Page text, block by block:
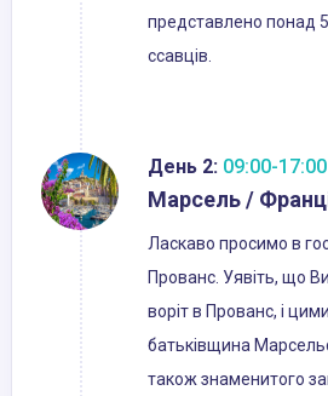
представлено понад
ссавців.
День 2: 09:00-17:00
Марсель /
Ласкаво просимо в
Прованс. Уявіть, що
воріт в Прованс, і
батьківщина
також знаменитого